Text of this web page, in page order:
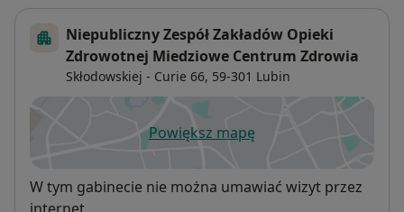
Niepubliczny Zespół Zakładów Opieki
Zdrowotnej Miedziowe Centrum Zdrowia
Skłodowskiej - Curie 66, 59-301 Lubin
Powiększ mapęotwiera się w nowej karcie
Dostępność
W tym gabinecie nie można umawiać wizyt przez